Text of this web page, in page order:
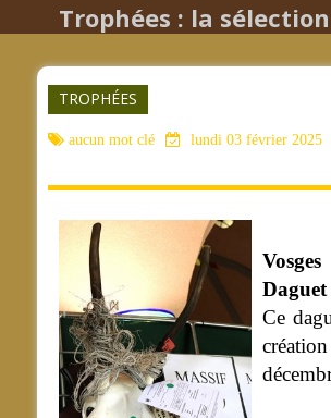
Trophées : la
TROPHÉES
aucun mot clé lundi 03 février 2025
Vosges
Ce